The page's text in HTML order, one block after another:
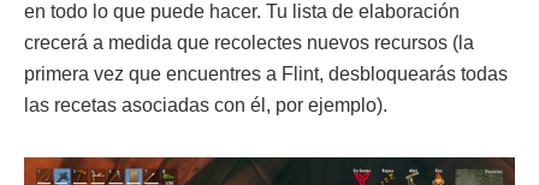
en todo lo que puede hacer. Tu lista de elaboración
crecerá a medida que recolectes nuevos recursos (la
primera vez que encuentres a Flint, desbloquearás todas
las recetas asociadas con él, por ejemplo).